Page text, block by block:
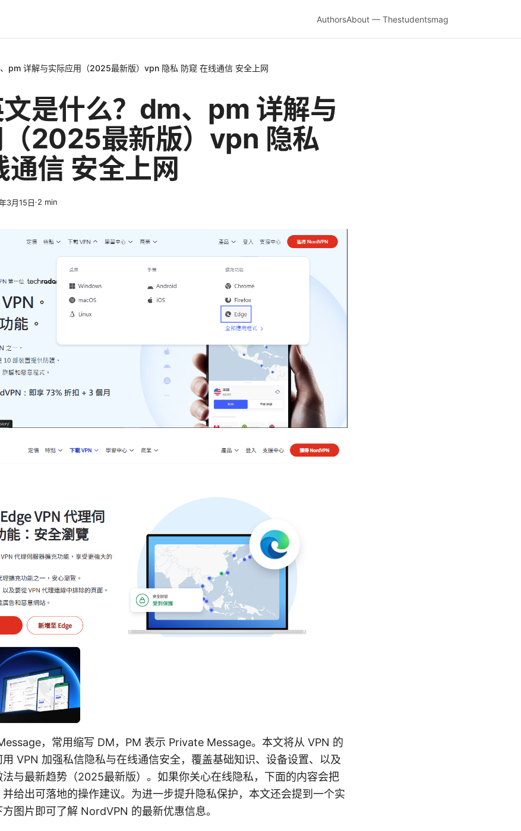
AuthorsAbout — Thestudentsmag
pm 详解与实际应用（2025最新版）vpn 隐私 防窥 在线通信 安全上网
是什么？dm、pm 详解与
（2025最新版）vpn 隐私
通信 安全上网
3月15日·2 min
，常用缩写 DM，PM 表示 Private Message。本文将从 VPN 的
VPN 加强私信隐私与在线通信安全，覆盖基础知识、设备设置、以及
与最新趋势（2025最新版）。如果你关心在线隐私，下面的内容会把
给出可落地的操作建议。为进一步提升隐私保护，本文还会提到一个实
图片即可了解 NordVPN 的最新优惠信息。